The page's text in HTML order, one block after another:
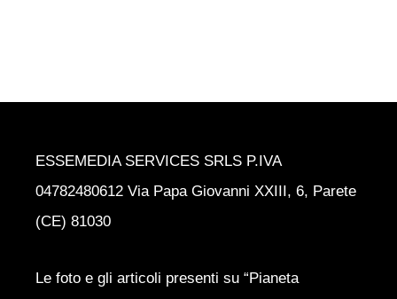
ESSEMEDIA SERVICES SRLS P.IVA
04782480612 Via Papa Giovanni XXIII, 6, Parete
(CE) 81030
Le foto e gli articoli presenti su “Pianeta